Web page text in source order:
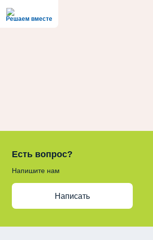
Решаем вместе
Есть вопрос?
Напишите нам
Написать